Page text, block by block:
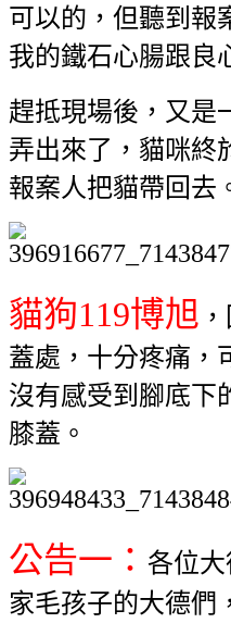
可以的，但聽到報
我的鐵石心腸跟良
趕抵現場後，又是
弄出來了，貓咪終
報案人把貓帶回去
貓狗119博旭
蓋處，十分疼痛，
沒有感受到腳底下
膝蓋。
公告一： 各位
家毛孩子的大德們